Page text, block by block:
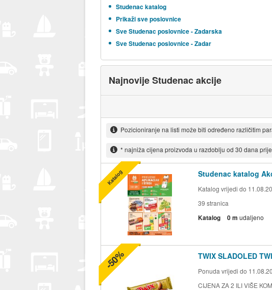
Studenac katalog
Prikaži sve poslovnice
Sve Studenac poslovnice - Zadarska
Sve Studenac poslovnice - Zadar
Najnovije Studenac akcije
Pozicioniranje na listi može biti određeno različitim
* najniža cijena proizvoda u razdoblju od 30 dana
Studenac katalog
Katalog vrijedi do
39 stranica
Katalog 0 m udaljeno
Katalog
TWIX SLADOLED
Ponuda vrijedi do
CIJENA ZA 2 ILI VIŠE KOM
-50%